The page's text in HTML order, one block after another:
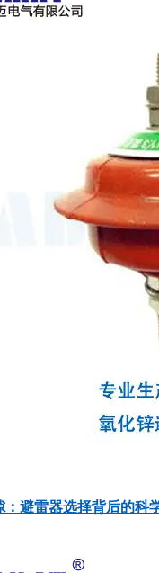
：避雷器选择背后的科